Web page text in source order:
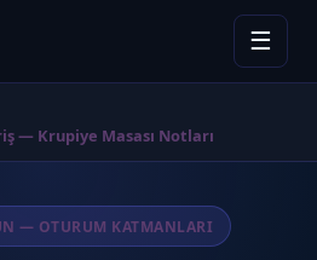
☰
— Krupiye Masası Notları
— OTURUM KATMANLARI